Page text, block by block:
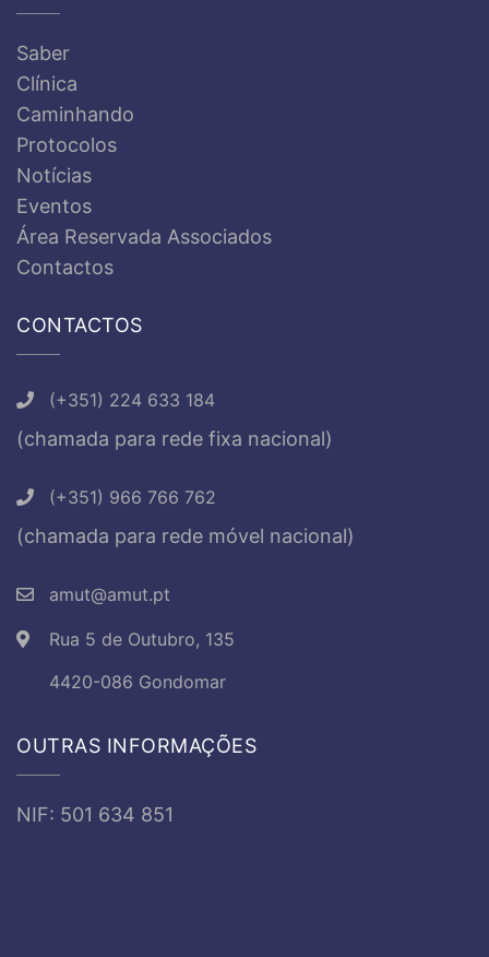
Saber
Clínica
Caminhando
Protocolos
Notícias
Eventos
Área Reservada Associados
Contactos
CONTACTOS
(+351) 224 633 184
(chamada para rede fixa nacional)
(+351) 966 766 762
(chamada para rede móvel nacional)
amut@amut.pt
Rua 5 de Outubro, 135
4420-086 Gondomar
OUTRAS INFORMAÇÕES
NIF: 501 634 851